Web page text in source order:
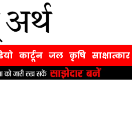
कार्टून जल कृषि साक्षात्कार